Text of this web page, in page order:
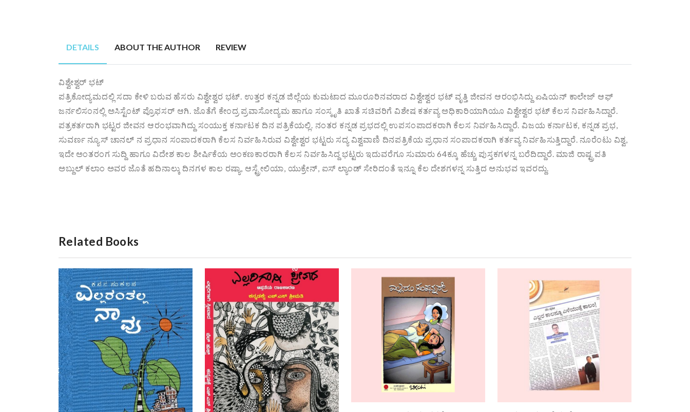
DETAILS ABOUT THE AUTHOR REVIEW
ವಿಶ್ವೇಶ್ವರ್ ಭಟ್
ಪತ್ರಿಕೋದ್ಯಮದಲ್ಲಿ ಸದಾ ಕೇಳಿ ಬರುವ ಹೆಸರು ವಿಶ್ವೇಶ್ವರ ಭಟ್. ಉತ್ತರ ಕನ್ನಡ ಜಿಲ್ಲೆಯ ಕುಮಟಾದ ಮೂರೂರಿನವರಾದ ವಿಶ್ವೇಶ್ವರ ಭಟ್ ವೃತ್ತಿ ಜೀವನ ಆರಂಭಿಸಿದ್ದು ಏಷಿಯನ್ ಕಾಲೇಜ್ ಆಫ್
ಜರ್ನಲಿಸಂನಲ್ಲಿ ಅಸಿಸ್ಟೆಂಟ್ ಪ್ರೊಫಸರ್ ಆಗಿ. ಜೊತೆಗೆ ಕೇಂದ್ರ ಪ್ರವಾಸೋದ್ಯಮ ಹಾಗೂ ಸಂಸ್ಕೃತಿ ಖಾತೆ ಸಚಿವರಿಗೆ ವಿಶೇಷ ಕರ್ತವ್ಯ ಅಧಿಕಾರಿಯಾಗಿಯೂ ವಿಶ್ವೇಶ್ವರ ಭಟ್ ಕೆಲಸ ನಿರ್ವಹಿಸಿದ್ದಾರೆ.
ಪತ್ರಕರ್ತರಾಗಿ ಭಟ್ಟರ ಜೀವನ ಆರಂಭವಾಗಿದ್ದು ಸಂಯುಕ್ತ ಕರ್ನಾಟಕ ದಿನ ಪತ್ರಿಕೆಯಲ್ಲಿ. ನಂತರ ಕನ್ನಡ ಪ್ರಭದಲ್ಲಿ ಉಪಸಂಪಾದಕರಾಗಿ ಕೆಲಸ ನಿರ್ವಹಿಸಿದ್ದಾರೆ. ವಿಜಯ ಕರ್ನಾಟಕ, ಕನ್ನಡ ಪ್ರಭ,
ಸುವರ್ಣ ನ್ಯೂಸ್ ಚಾನಲ್ ನ ಪ್ರಧಾನ ಸಂಪಾದಕರಾಗಿ ಕೆಲಸ ನಿರ್ವಹಿಸಿರುವ ವಿಶ್ವೇಶ್ವರ ಭಟ್ಟರು ಸದ್ಯ ವಿಶ್ವವಾಣಿ ದಿನಪತ್ರಿಕೆಯ ಪ್ರಧಾನ ಸಂಪಾದಕರಾಗಿ ಕರ್ತವ್ಯ ನಿರ್ವಹಿಸುತ್ತಿದ್ದಾರೆ. ನೂರೆಂಟು ವಿಶ್ವ,
ಇದೇ ಅಂತರಂಗ ಸುದ್ದಿ ಹಾಗೂ ವಿದೇಶ ಕಾಲ ಶೀರ್ಷಿಕೆಯ ಅಂಕಣಕಾರರಾಗಿ ಕೆಲಸ ನಿರ್ವಹಿಸಿದ್ದ ಭಟ್ಟರು ಇದುವರೆಗೂ ಸುಮಾರು 64ಕ್ಕೂ ಹೆಚ್ಚು ಪುಸ್ತಕಗಳನ್ನ ಬರೆದಿದ್ದಾರೆ. ಮಾಜಿ ರಾಷ್ಟ್ರಪತಿ
ಅಬ್ದುಲ್ ಕಲಾಂ ಅವರ ಜೊತೆ ಹದಿನಾಲ್ಕು ದಿನಗಳ ಕಾಲ ರಷ್ಯಾ, ಆಸ್ಟ್ರೇಲಿಯಾ, ಯುಕ್ರೇನ್, ಐಸ್ ಲ್ಯಾಂಡ್ ಸೇರಿದಂತೆ ಇನ್ನೂ ಕೆಲ ದೇಶಗಳನ್ನ ಸುತ್ತಿದ ಅನುಭವ ಇವರದ್ದು.
Related Books